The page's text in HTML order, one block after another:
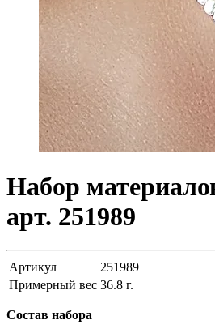
Набор
арт. 251989
Артикул
251989
Примерный вес 36.8 г.
Состав набора